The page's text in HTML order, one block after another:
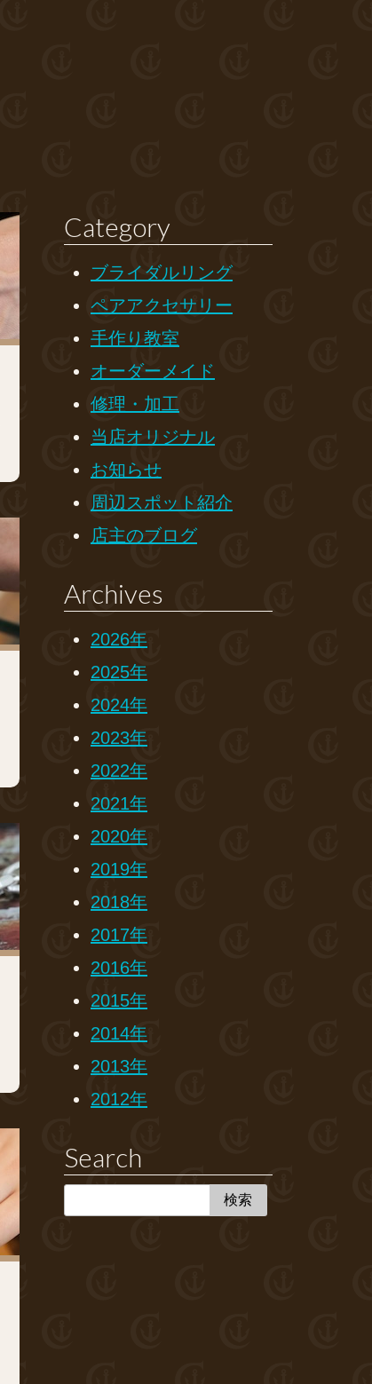
Category
ブライダルリング
ペアアクセサリー
手作り教室
オーダーメイド
修理・加工
当店オリジナル
お知らせ
周辺スポット紹介
店主のブログ
Archives
2026年
2025年
2024年
2023年
2022年
2021年
2020年
2019年
2018年
2017年
2016年
2015年
2014年
2013年
2012年
Search